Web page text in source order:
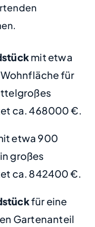
mit etwa
für
ca. 468000 €.
etwa 900
großes
ca. 842400 €.
für eine
Gartenanteil